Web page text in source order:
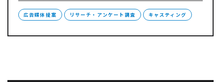
広告媒体提案 リサーチ・アンケート調査 キャスティング